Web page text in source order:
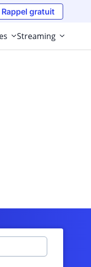
Rappel gratuit
Streaming